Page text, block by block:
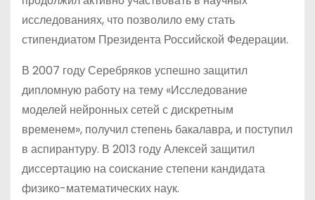
исследованиях, что позволило ему стать
стипендиатом Президента Российской Федерации.
В 2007 году Серебряков успешно защитил
дипломную работу на тему «Исследование
моделей нейронных сетей с дискретным
временем», получил степень бакалавра, и поступил
в аспирантуру. В 2013 году Алексей защитил
диссертацию на соискание степени кандидата
физико-математических наук.